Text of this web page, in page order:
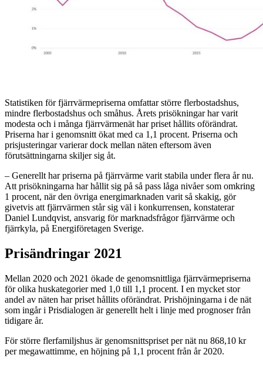
Statistiken för fjärrvärmepriserna omfattar större flerbostadshus,
mindre flerbostadshus och småhus. Årets prisökningar har varit
modesta och i många fjärrvärmenät har priset hållits oförändrat.
Priserna har i genomsnitt ökat med ca 1,1 procent. Priserna och
prisjusteringar varierar dock mellan näten eftersom även
förutsättningarna skiljer sig åt.
– Generellt har priserna på fjärrvärme varit stabila under flera år nu.
Att prisökningarna har hållit sig på så pass låga nivåer som omkring
1 procent, när den övriga energimarknaden varit så skakig, gör
givetvis att fjärrvärmen står sig väl i konkurrensen, konstaterar
Daniel Lundqvist, ansvarig för marknadsfrågor fjärrvärme och
fjärrkyla, på Energiföretagen Sverige.
Prisändringar 2021
Mellan 2020 och 2021 ökade de genomsnittliga fjärrvärmepriserna
för olika huskategorier med 1,0 till 1,1 procent. I en mycket stor
andel av näten har priset hållits oförändrat. Prishöjningarna i de nät
som ingår i Prisdialogen är generellt helt i linje med prognoser från
tidigare år.
För större flerfamiljshus är genomsnittspriset per nät nu 868,10 kr
per megawattimme, en höjning på 1,1 procent från år 2020.